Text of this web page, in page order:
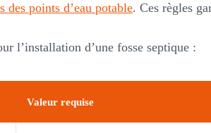
des points d’eau potable. Ces règles
l’installation d’une fosse septique :
Valeur requise